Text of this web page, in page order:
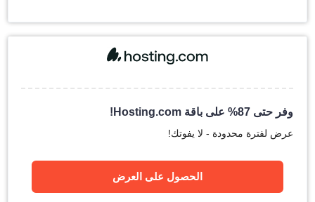
وفر حتى 87% على باقة Hosting.com!
عرض لفترة محدودة - لا يفوتك!
الحصول على العرض